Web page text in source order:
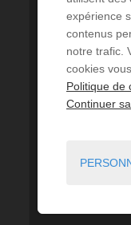
expérience
contenus
notre trafic.
cookies
Politique de
Continuer